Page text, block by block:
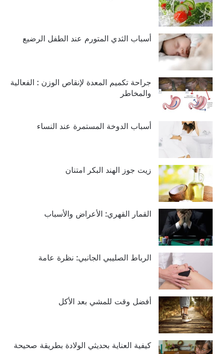
أسباب الثدي المتورم عند الطفل الرضيع
جراحة تكميم المعدة لإنقاص الوزن : الفعالية
والمخاطر
أسباب الدوخة المستمرة عند النساء
زيت جوز الهند البكر امتنان
القمار القهري: الأعراض والأسباب
الرباط الصليبي الجانبي: نظرة عامة
أفضل وقت للمشي بعد الأكل
كيفية العناية بحديثي الولادة بطريقة صحيحة